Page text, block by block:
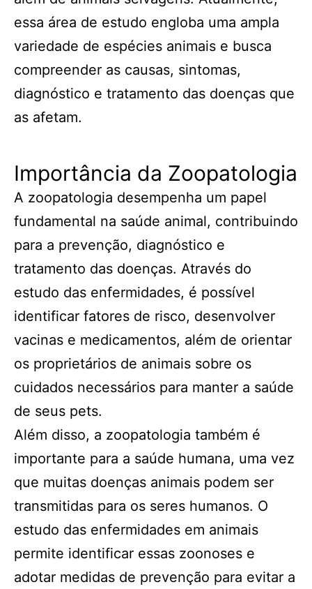
essa área de estudo engloba uma ampla
variedade de espécies animais e busca
compreender as causas, sintomas,
diagnóstico e tratamento das doenças que
as afetam.
Importância da Zoopatologia
A zoopatologia desempenha um papel
fundamental na saúde animal, contribuindo
para a prevenção, diagnóstico e
tratamento das doenças. Através do
estudo das enfermidades, é possível
identificar fatores de risco, desenvolver
vacinas e medicamentos, além de orientar
os proprietários de animais sobre os
cuidados necessários para manter a saúde
de seus pets.
Além disso, a zoopatologia também é
importante para a saúde humana, uma vez
que muitas doenças animais podem ser
transmitidas para os seres humanos. O
estudo das enfermidades em animais
permite identificar essas zoonoses e
adotar medidas de prevenção para evitar a